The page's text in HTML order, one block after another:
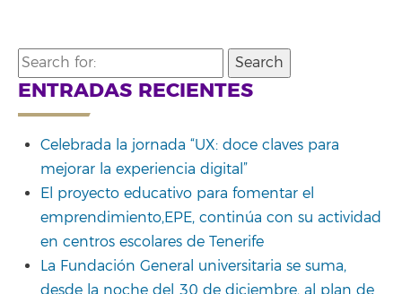
Search
for:
ENTRADAS RECIENTES
Celebrada la jornada “UX: doce claves para
mejorar la experiencia digital”
El proyecto educativo para fomentar el
emprendimiento,EPE, continúa con su actividad
en centros escolares de Tenerife
La Fundación General universitaria se suma,
desde la noche del 30 de diciembre, al plan de